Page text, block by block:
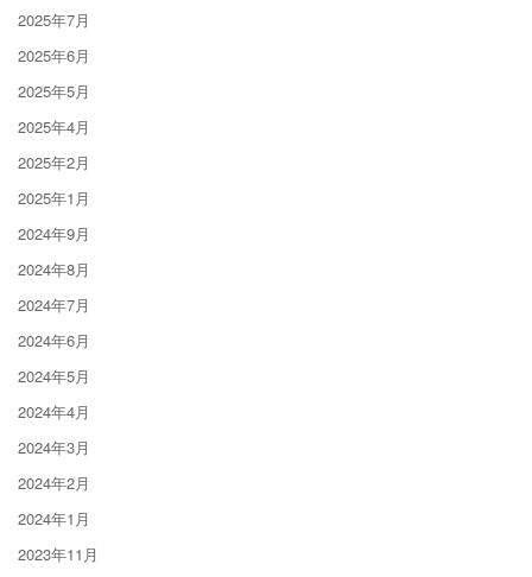
2025年7月
2025年6月
2025年5月
2025年4月
2025年2月
2025年1月
2024年9月
2024年8月
2024年7月
2024年6月
2024年5月
2024年4月
2024年3月
2024年2月
2024年1月
2023年11月